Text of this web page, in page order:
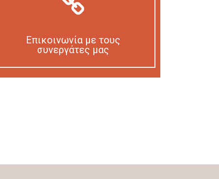
Επικοινωνία με τους
συνεργάτες μας